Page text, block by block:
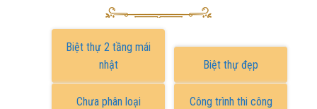
Biệt thự 2 tầng mái
nhật
Biệt thự đẹp
Chưa phân loại Công trình thi công